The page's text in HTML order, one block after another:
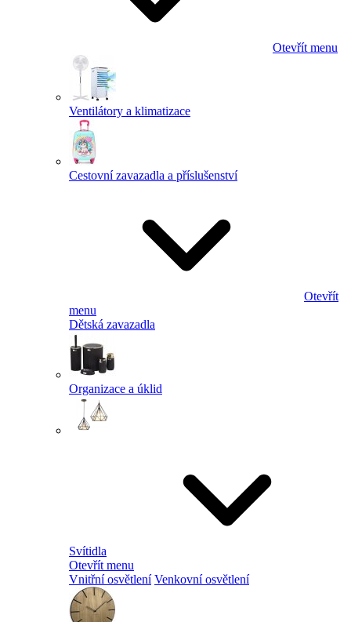
Otevřít menu
Ventilátory a klimatizace
Cestovní zavazadla a příslušenství
Otevřít
menu
Dětská zavazadla
Organizace a úklid
Svítidla
Otevřít menu
Vnitřní osvětlení Venkovní osvětlení